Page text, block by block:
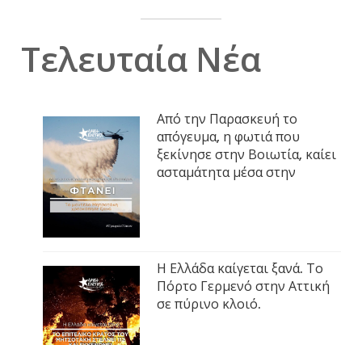
Τελευταία Νέα
Από την Παρασκευή το
απόγευμα, η φωτιά που
ξεκίνησε στην Βοιωτία, καίει
ασταμάτητα μέσα στην
Η Ελλάδα καίγεται ξανά. Το
Πόρτο Γερμενό στην Αττική
σε πύρινο κλοιό.